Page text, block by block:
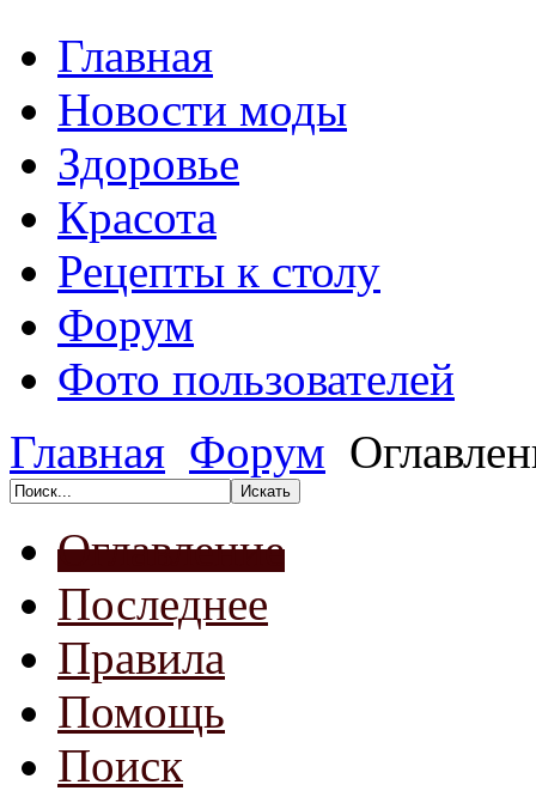
Главная
Новости моды
Здоровье
Красота
Рецепты к столу
Форум
Фото пользователей
Главная Форум
Оглавление
Последнее
Правила
Помощь
Поиск